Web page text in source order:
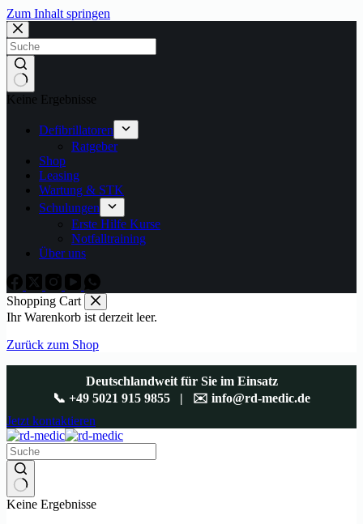
Zum Inhalt springen
Keine Ergebnisse
Defibrillatoren
Ratgeber
Shop
Leasing
Wartung & STK
Schulungen
Erste Hilfe Kurse
Notfalltraining
Über uns
Shopping Cart
Ihr Warenkorb ist derzeit leer.
Zurück zum Shop
Deutschlandweit für Sie im Einsatz
📞 +49 5021 915 9855 | ✉️ info@rd-medic.de
Jetzt kontaktieren
Keine Ergebnisse